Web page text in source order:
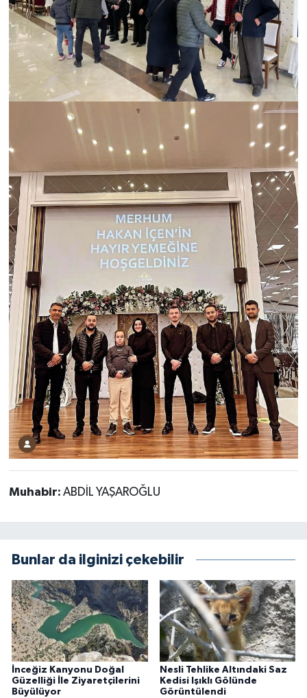
Muhabir: ABDİL YAŞAROĞLU
Bunlar da ilginizi çekebilir
İnceğiz Kanyonu Doğal
Güzelliği İle Ziyaretçilerini
Büyülüyor
Nesli Tehlike Altındaki Saz
Kedisi Işıklı Gölünde
Görüntülendi